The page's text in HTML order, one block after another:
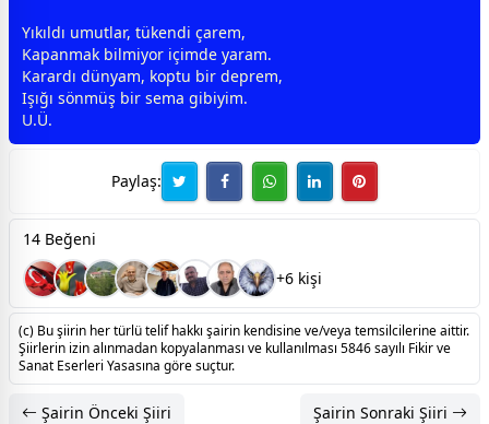
Yıkıldı umutlar, tükendi çarem,
Kapanmak bilmiyor içimde yaram.
Karardı dünyam, koptu bir deprem,
Işığı sönmüş bir sema gibiyim.
U.Ü.
Paylaş:
14 Beğeni
+6 kişi
(c) Bu şiirin her türlü telif hakkı şairin kendisine ve/veya temsilcilerine aittir.
Şiirlerin izin alınmadan kopyalanması ve kullanılması 5846 sayılı Fikir ve
Sanat Eserleri Yasasına göre suçtur.
Şairin Önceki Şiiri Şairin Sonraki Şiiri